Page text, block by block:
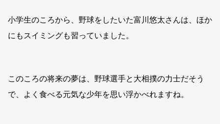
小学生のころから、野球をしたいた富川悠太さんは、ほか
にもスイミングも習っていました。
このころの将来の夢は、野球選手と大相撲の力士だそう
で、よく食べる元気な少年を思い浮かべれますね。